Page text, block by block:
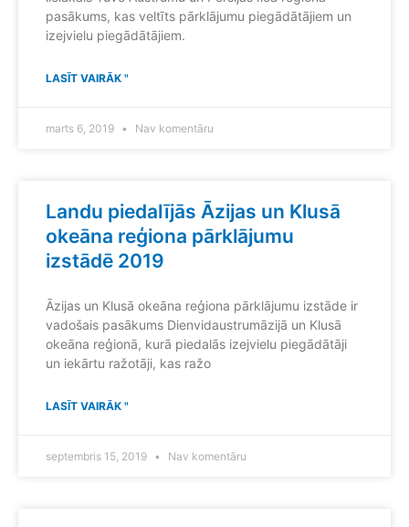
pasākums, kas veltīts pārklājumu piegādātājiem un
izejvielu piegādātājiem.
LASĪT VAIRĀK "
marts 6, 2019 Nav komentāru
Landu piedalījās Āzijas un Klusā
okeāna reģiona pārklājumu
izstādē 2019
Āzijas un Klusā okeāna reģiona pārklājumu izstāde ir
vadošais pasākums Dienvidaustrumāzijā un Klusā
okeāna reģionā, kurā piedalās izejvielu piegādātāji
un iekārtu ražotāji, kas ražo
LASĪT VAIRĀK "
septembris 15, 2019 Nav komentāru